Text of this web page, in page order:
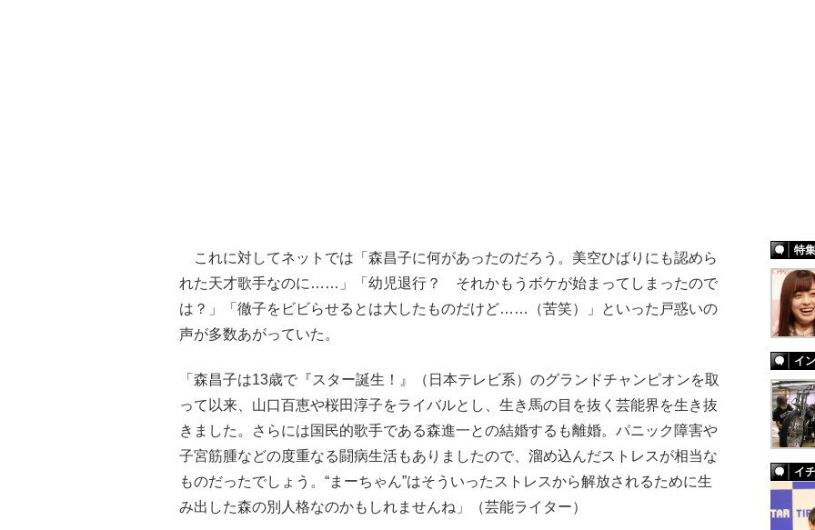
これに対してネットでは「森昌子に何があったのだろう。美空ひばりにも認めら
れた天才歌手なのに……」「幼児退行？ それかもうボケが始まってしまったので
は？」「徹子をビビらせるとは大したものだけど……（苦笑）」といった戸惑いの
声が多数あがっていた。
「森昌子は13歳で『スター誕生！』（日本テレビ系）のグランドチャンピオンを取
って以来、山口百恵や桜田淳子をライバルとし、生き馬の目を抜く芸能界を生き抜
きました。さらには国民的歌手である森進一との結婚するも離婚。パニック障害や
子宮筋腫などの度重なる闘病生活もありましたので、溜め込んだストレスが相当な
ものだったでしょう。“まーちゃん”はそういったストレスから解放されるために生
み出した森の別人格なのかもしれませんね」（芸能ライター）
特集
イ
イ